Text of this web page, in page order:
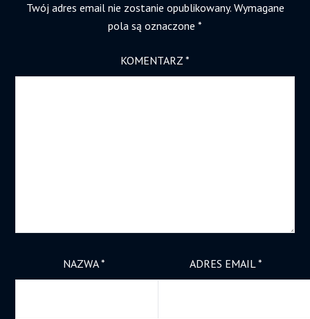
Twój adres email nie zostanie opublikowany. Wymagane
pola są oznaczone *
KOMENTARZ *
NAZWA* ADRES EMAIL*